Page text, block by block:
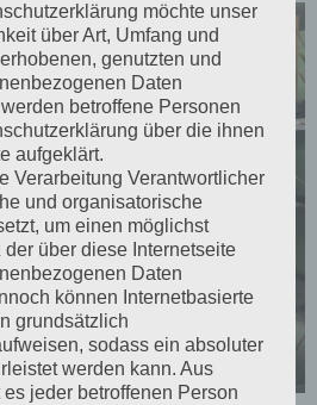
Kanarien 2
möchte unser
über Art, Umfang und
genutzten und
Daten
betroffene Personen
über die ihnen
aufgeklärt.
Verarbeitung Verantwortlicher
und organisatorische
um einen möglichst
der über diese Internetseite
Daten
können Internetbasierte
grundsätzlich
sodass ein absoluter
werden kann. Aus
jeder betroffenen Person